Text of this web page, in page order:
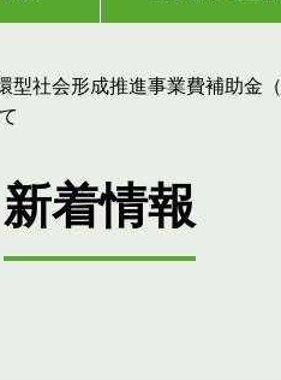
型社会形成推進事業費補助金
新着情報